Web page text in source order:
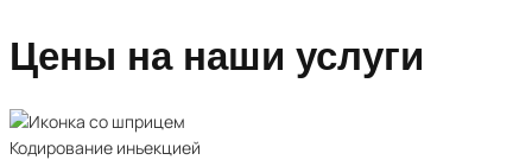
Цены на наши услуги
Кодирование иньекцией